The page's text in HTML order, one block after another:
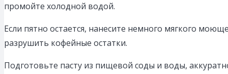
промойте холодной водой.
Если пятно остается, нанесите немного мягкого
разрушить кофейные остатки.
Подготовьте пасту из пищевой соды и воды,